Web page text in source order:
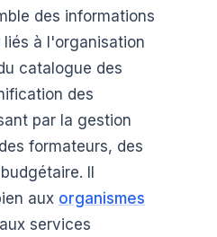
des informations
à l'organisation
catalogue des
des
par la gestion
formateurs, des
Il
aux organismes
services